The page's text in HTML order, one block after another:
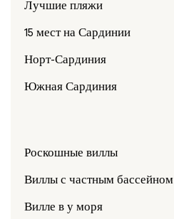
Лучшие пляжи
15 мест на Сардинии
Норт-Сардиния
Южная Сардиния
Роскошные виллы
Виллы с частным бассейном
Вилле в у моря